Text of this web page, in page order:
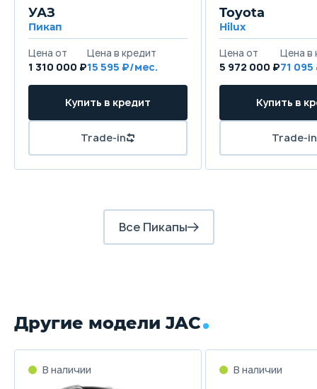
УАЗ
Пикап
1 310 000 ₽15 595
Toyota
Hilux
5 972 000 ₽71 095
Все Пикапы
Другие модели JAC